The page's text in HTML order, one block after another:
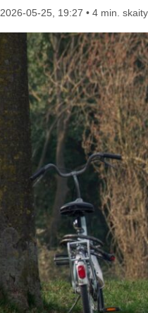
Tėvai ir vaikai
2026-05-25, 19:27 • 4 min.